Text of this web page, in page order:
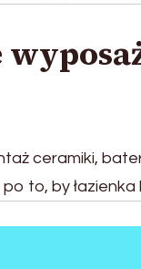
ceramiki,
to, by łazienka